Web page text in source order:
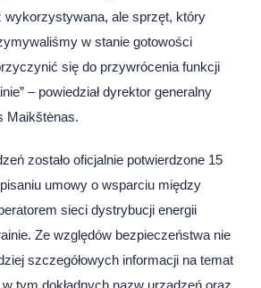
wykorzystywana, ale sprzęt, który
w stanie gotowości
się do przywrócenia funkcji
– powiedział dyrektor generalny
Maikštėnas.
zostało oficjalnie potwierdzone 15
umowy o wsparciu między
sieci dystrybucji energii
Ze względów bezpieczeństwa nie
szczegółowych informacji na temat
tym dokładnych nazw urządzeń oraz